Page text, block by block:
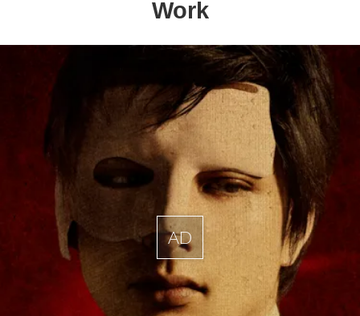
Work
AD